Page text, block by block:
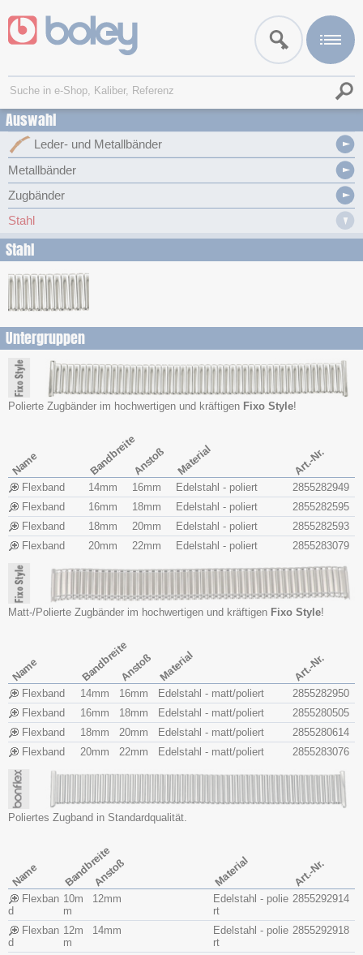
Auswahl
Leder- und Metallbänder
Metallbänder
Zugbänder
Stahl
Stahl
Untergruppen
Polierte Zugbänder im hochwertigen und kräftigen Fixo Style!
Name BandbreiteAnstoß Material Art.-Nr.
Flexband 14mm 16mm Edelstahl - poliert
2855282949
Flexband
16mm 18mm Edelstahl - poliert
2855282595
Flexband
18mm 20mm Edelstahl - poliert
2855282593
Flexband
20mm 22mm Edelstahl - poliert 2855283079
Matt-/Polierte Zugbänder im hochwertigen und kräftigen Fixo Style!
Name BandbreiteAnstoß Material Art.-Nr.
Flexband 14mm 16mm Edelstahl - matt/poliert
2855282950
Flexband
16mm 18mm Edelstahl - matt/poliert
2855280505
Flexband
18mm 20mm Edelstahl - matt/poliert
2855280614
Flexband
20mm 22mm Edelstahl - matt/poliert 2855283076
Poliertes Zugband in Standardqualität.
Name Bandbreite
Anstoß Material Art.-Nr.
Flexban
d
10m
m
12mm
Edelstahl - polie
rt
2855292914
Flexban
d
12m
m
14mm
Edelstahl - polie
rt
2855292918